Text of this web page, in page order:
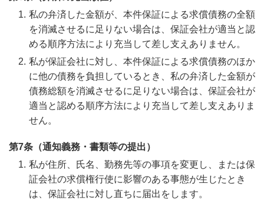
私の弁済した金額が、本件保証による求償債務の全額
を消滅させるに足りない場合は、保証会社が適当と認
める順序方法により充当して差し支えありません。
私が保証会社に対し、本件保証による求償債務のほか
に他の債務を負担しているとき、私の弁済した金額が
債務総額を消滅させるに足りない場合は、保証会社が
適当と認める順序方法により充当して差し支えありま
せん。
第7条（通知義務・書類等の提出）
私が住所、氏名、勤務先等の事項を変更し、または保
証会社の求償権行使に影響のある事態が生じたとき
は、保証会社に対し直ちに届出をします。